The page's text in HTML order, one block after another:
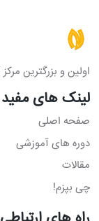
اولین و بزرگترین
لینک های مفید
صفحه اصلی
دوره های آموزشی
مقالات
چی بپزم!